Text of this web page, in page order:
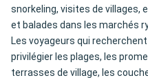
snorkeling, visites de villages,
et balades dans les marchés
Les voyageurs qui
privilégier les plages, les
terrasses de village, les